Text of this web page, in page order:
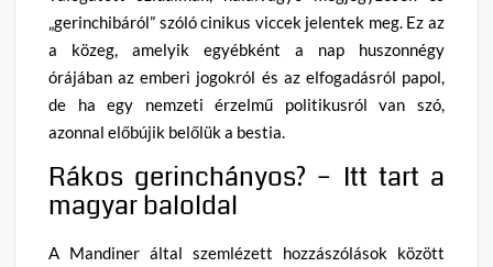
„gerinchibáról” szóló cinikus viccek jelentek meg. Ez az
a közeg, amelyik egyébként a nap huszonnégy
órájában az emberi jogokról és az elfogadásról papol,
de ha egy nemzeti érzelmű politikusról van szó,
azonnal előbújik belőlük a bestia.
Rákos gerinchányos? – Itt tart a
magyar baloldal
A Mandiner által szemlézett hozzászólások között